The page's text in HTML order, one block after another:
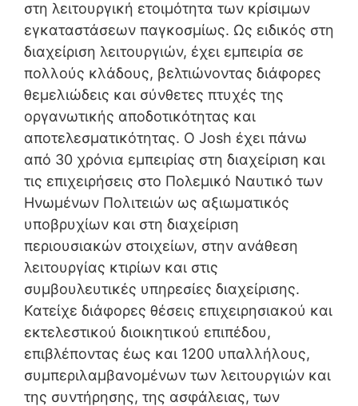
στη λειτουργική ετοιμότητα των κρίσιμων
εγκαταστάσεων παγκοσμίως. Ως ειδικός στη
διαχείριση λειτουργιών, έχει εμπειρία σε
πολλούς κλάδους, βελτιώνοντας διάφορες
θεμελιώδεις και σύνθετες πτυχές της
οργανωτικής αποδοτικότητας και
αποτελεσματικότητας. Ο Josh έχει πάνω
από 30 χρόνια εμπειρίας στη διαχείριση και
τις επιχειρήσεις στο Πολεμικό Ναυτικό των
Ηνωμένων Πολιτειών ως αξιωματικός
υποβρυχίων και στη διαχείριση
περιουσιακών στοιχείων, στην ανάθεση
λειτουργίας κτιρίων και στις
συμβουλευτικές υπηρεσίες διαχείρισης.
Κατείχε διάφορες θέσεις επιχειρησιακού και
εκτελεστικού διοικητικού επιπέδου,
επιβλέποντας έως και 1200 υπαλλήλους,
συμπεριλαμβανομένων των λειτουργιών και
της συντήρησης, της ασφάλειας, των